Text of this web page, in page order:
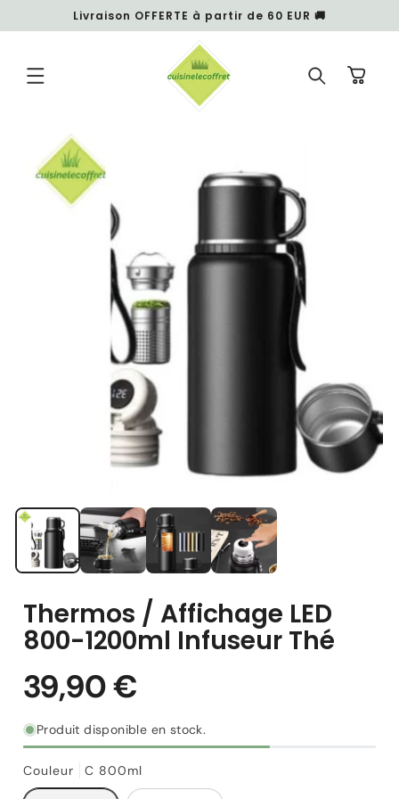
au
Livraison OFFERTE à partir de 60 EUR 🚚
Panier
Passer aux
informations
produits
Thermos / Affichage LED
800-1200ml Infuseur Thé
Produit disponible en stock.
Couleur C 800ml